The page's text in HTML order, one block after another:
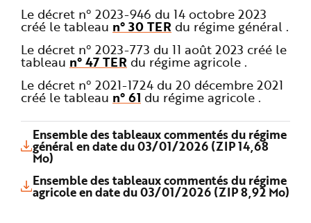
Le décret n° 2023-946 du 14 octobre 2023
créé le tableau n° 30 TER du régime général .
Le décret n° 2023-773 du 11 août 2023 créé le
tableau n° 47 TER du régime agricole .
Le décret n° 2021-1724 du 20 décembre 2021
créé le tableau n° 61 du régime agricole .
Ensemble des tableaux commentés du régime
général en date du 03/01/2026 (ZIP 14,68
Mo)
Ensemble des tableaux commentés du régime
agricole en date du 03/01/2026 (ZIP 8,92 Mo)